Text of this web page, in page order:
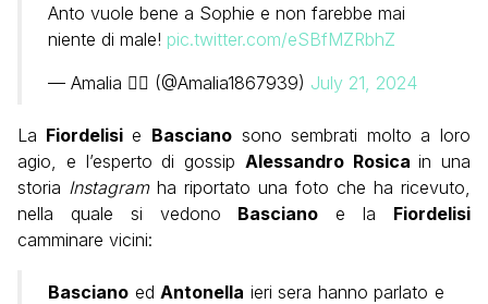
Anto vuole bene a Sophie e non farebbe mai
niente di male! pic.twitter.com/eSBfMZRbhZ
— Amalia ❤️‍🔥 (@Amalia1867939) July 21, 2024
La Fiordelisie Bascianosono sembrati molto a loro
agio, e l’esperto di gossip Alessandro Rosicain una
storia Instagramha riportato una foto che ha ricevuto,
nella quale si vedono Basciano e la Fiordelisi
camminare vicini:
Basciano ed Antonella ieri sera hanno parlato e